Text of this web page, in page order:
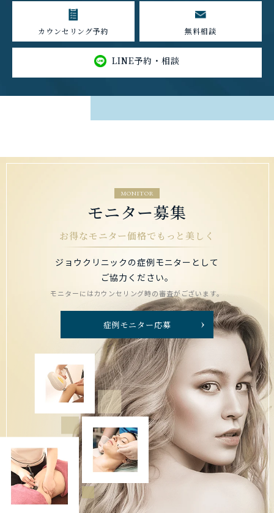
カウンセリング予約 無料相談
LINE予約・相談
MONITOR
モニター募集
お得なモニター価格でもっと美しく
ジョウクリニックの症例モニターとして
ご協力ください。
モニターにはカウンセリング時の審査がございます。
症例モニター応募